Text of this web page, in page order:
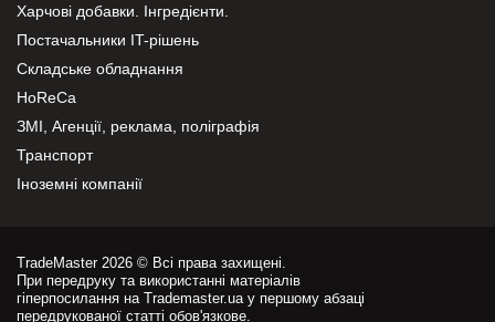
Харчові добавки. Інгредієнти.
Постачальники IT-рішень
Складське обладнання
HoReCa
ЗМІ, Агенції, реклама, поліграфія
Транспорт
Іноземні компанії
TradeMaster 2026 © Всі права захищені.
При передруку та використанні матеріалів
гіперпосилання на Trademaster.ua у першому абзаці
передрукованої статті обов'язкове.